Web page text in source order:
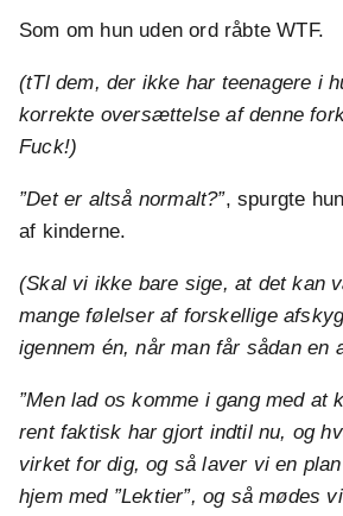
Som om hun uden ord råbte WTF.
(tTl dem, der ikke har teenagere i
korrekte oversættelse af denne
Fuck!)
”Det er altså normalt?”, spurgte
af kinderne.
(Skal vi ikke bare sige, at det kan
mange følelser af forskellige
igennem én, når man får sådan en
”Men lad os komme i gang med at
rent faktisk har gjort indtil nu, og
virket for dig, og så laver vi en
hjem med ”Lektier”, og så mødes